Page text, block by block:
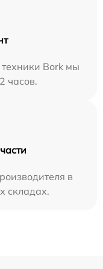
Bork мы
часов.
в
складах.